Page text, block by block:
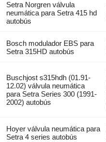
Setra Norgren válvula
neumática para Setra 415 hd
autobús
Bosch modulador EBS para
Setra 315HD autobús
Buschjost s315hdh (01.91-
12.02) válvula neumática
para Setra Series 300 (1991-
2002) autobús
Hoyer válvula neumática para
Setra 4 series autobús